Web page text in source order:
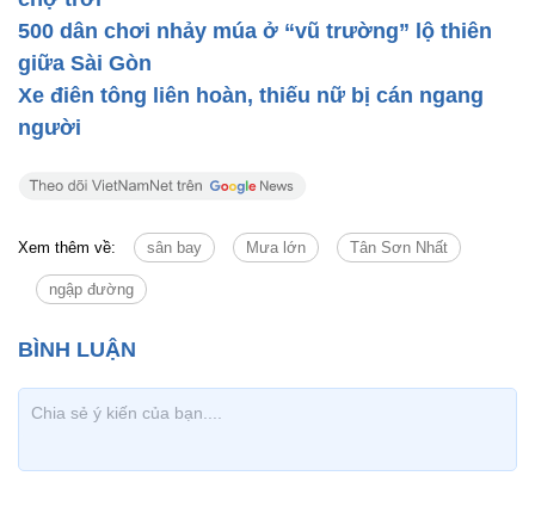
500 dân chơi nhảy múa ở “vũ trường” lộ thiên
giữa Sài Gòn
Xe điên tông liên hoàn, thiếu nữ bị cán ngang
người
Xem thêm về: sân bay Mưa lớn Tân Sơn Nhất
ngập đường